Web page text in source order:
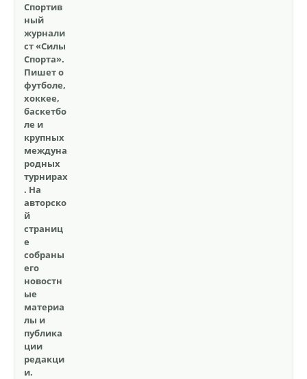
Спортив
ный
журнали
ст «Силы
Спорта».
Пишет о
футболе,
хоккее,
баскетбо
ле и
крупных
междуна
родных
турнирах
. На
авторско
й
страниц
е
собраны
его
новостн
ые
материа
лы и
публика
ции
редакци
и.